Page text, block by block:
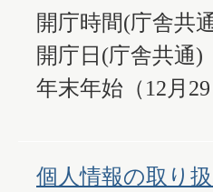
開庁時間(庁舎共
開庁日(庁舎共通
年末年始（12月
個人情報の取り